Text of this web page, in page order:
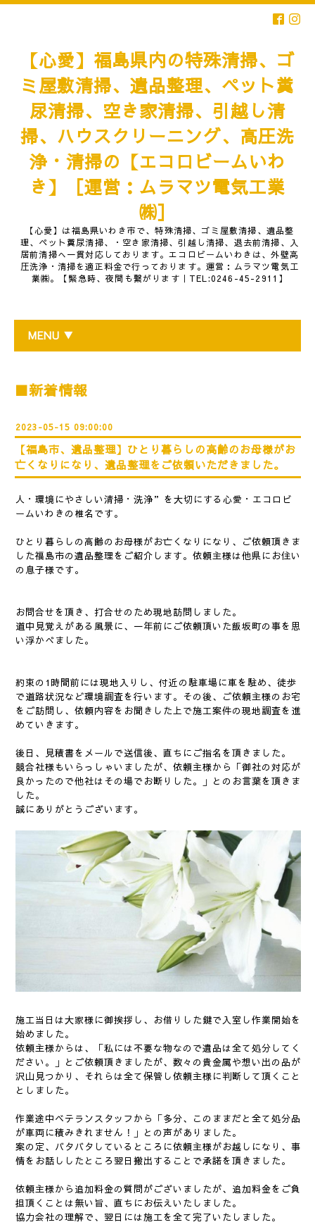
【心愛】福島県内の特殊清掃、ゴ
ミ屋敷清掃、遺品整理、ペット糞
尿清掃、空き家清掃、引越し清
掃、ハウスクリーニング、高圧洗
浄・清掃の【エコロビームいわ
き】［運営：ムラマツ電気工業
㈱］
【心愛】は福島県いわき市で、特殊清掃、ゴミ屋敷清掃、遺品整
理、ペット糞尿清掃、・空き家清掃、引越し清掃、退去前清掃、入
居前清掃へ一貫対応しております。エコロビームいわきは、外壁高
圧洗浄・清掃を適正料金で行っております。運営：ムラマツ電気工
業㈱。【緊急時、夜間も繋がります｜TEL:0246-45-2911】
MENU ▼
■新着情報
2023-05-15 09:00:00
【福島市、遺品整理】ひとり暮らしの高齢のお母様がお
亡くなりになり、遺品整理をご依頼いただきました。
人・環境にやさしい清掃・洗浄”を大切にする心愛・エコロビ
ームいわきの椎名です。
ひとり暮らしの高齢のお母様がお亡くなりになり、ご依頼頂きま
した福島市の遺品整理をご紹介します。依頼主様は他県にお住い
の息子様です。
お問合せを頂き、打合せのため現地訪問しました。
道中見覚えがある風景に、一年前にご依頼頂いた飯坂町の事を思
い浮かべました。
約束の1時間前には現地入りし、付近の駐車場に車を駐め、徒歩
で道路状況など環境調査を行います。その後、ご依頼主様のお宅
をご訪問し、依頼内容をお聞きした上で施工案件の現地調査を進
めていきます。
後日、見積書をメールで送信後、直ちにご指名を頂きました。
競合社様もいらっしゃいましたが、依頼主様から「御社の対応が
良かったので他社はその場でお断りした。」とのお言葉を頂きま
した。
誠にありがとうございます。
施工当日は大家様に御挨拶し、お借りした鍵で入室し作業開始を
始めました。
依頼主様からは、「私には不要な物なので遺品は全て処分してく
ださい。」とご依頼頂きましたが、数々の貴金属や想い出の品が
沢山見つかり、それらは全て保管し依頼主様に判断して頂くこと
としました。
作業途中ベテランスタッフから「多分、このままだと全て処分品
が車両に積みきれません！」との声がありました。
案の定、バタバタしているところに依頼主様がお越しになり、事
情をお話ししたところ翌日搬出することで承諾を頂きました。
依頼主様から追加料金の質問がございましたが、追加料金をご負
担頂くことは無い旨、直ちにお伝えいたしました。
協力会社の理解で、翌日には施工を全て完了いたしました。